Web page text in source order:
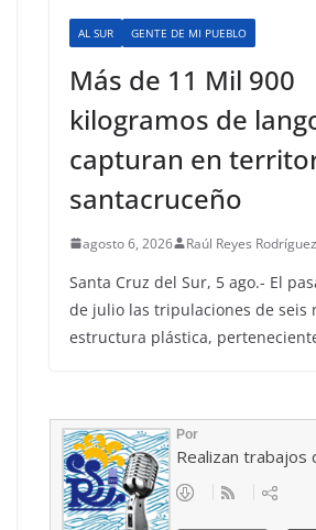
AL SUR GENTE DE MI PUEBLO
Más de 11 Mil 900
kilogramos de
capturan en
santacruceño
agosto 6, 2026 Raúl Reyes Rodríguez
Santa Cruz del Sur, 5 ago.- El
de julio las tripulaciones de seis
estructura plástica,